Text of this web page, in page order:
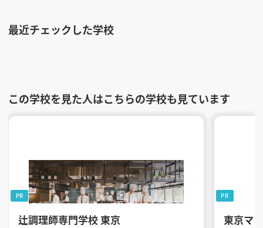
最近チェックした学校
この学校を見た人はこちらの学校も見ています
辻調理師専門学校 東京
PR
東京マ
PR